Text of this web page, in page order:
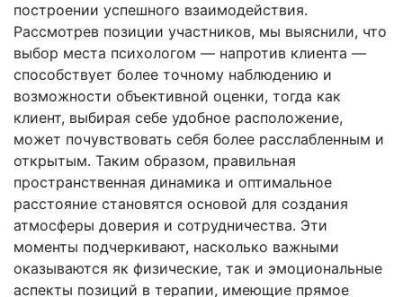
построении успешного взаимодействия.
Рассмотрев позиции участников, мы выяснили, что
выбор места психологом — напротив клиента —
способствует более точному наблюдению и
возможности объективной оценки, тогда как
клиент, выбирая себе удобное расположение,
может почувствовать себя более расслабленным и
открытым. Таким образом, правильная
пространственная динамика и оптимальное
расстояние становятся основой для создания
атмосферы доверия и сотрудничества. Эти
моменты подчеркивают, насколько важными
оказываются як физические, так и эмоциональные
аспекты позиций в терапии, имеющие прямое